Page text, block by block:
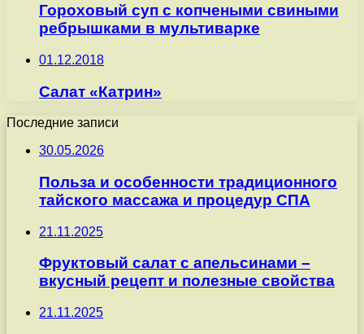
Гороховый суп с копчеными свиными
ребрышками в мультиварке
01.12.2018
Салат «Катрин»
Последние записи
30.05.2026
Польза и особенности традиционного
тайского массажа и процедур СПА
21.11.2025
Фруктовый салат с апельсинами –
вкусный рецепт и полезные свойства
21.11.2025